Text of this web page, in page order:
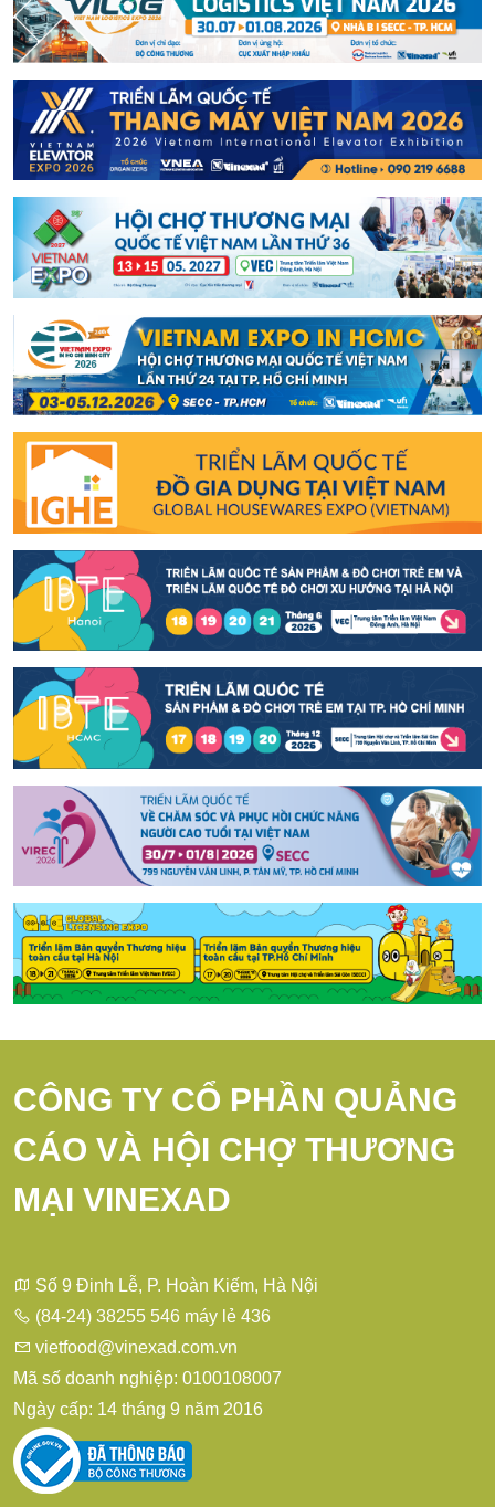
CÔNG TY CỔ PHẦN QUẢNG
CÁO VÀ HỘI CHỢ THƯƠNG
MẠI VINEXAD
Số 9 Đinh Lễ, P. Hoàn Kiếm, Hà Nội
(84-24) 38255 546 máy lẻ 436
vietfood@vinexad.com.vn
Mã số doanh nghiệp: 0100108007
Ngày cấp: 14 tháng 9 năm 2016